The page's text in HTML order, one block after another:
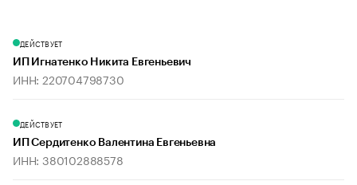
ДЕЙСТВУЕТ
ИП Игнатенко Никита Евгеньевич
ИНН: 220704798730
ДЕЙСТВУЕТ
ИП Сердитенко Валентина Евгеньевна
ИНН: 380102888578